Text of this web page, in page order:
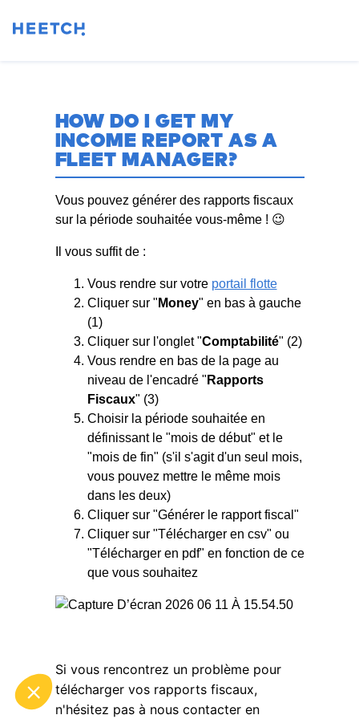
HOW DO I GET MY
INCOME REPORT AS A
FLEET MANAGER?
Vous pouvez générer des rapports fiscaux
sur la période souhaitée vous-même ! 😉
Il vous suffit de :
Vous rendre sur votre portail flotte
Cliquer sur " Money" en bas à gauche
(1)
Cliquer sur l'onglet "Comptabilité" (2)
Vous rendre en bas de la page au
niveau de l'encadré " Rapports
Fiscaux" (3)
Choisir la période souhaitée en
définissant le "mois de début" et le
"mois de fin" (s'il s'agit d'un seul mois,
vous pouvez mettre le même mois
dans les deux)
Cliquer sur "Générer le rapport fiscal"
Cliquer sur "Télécharger en csv" ou
"Télécharger en pdf" en fonction de ce
que vous souhaitez
Si vous rencontrez un problème pour
télécharger vos rapports fiscaux,
n'hésitez pas à nous contacter en